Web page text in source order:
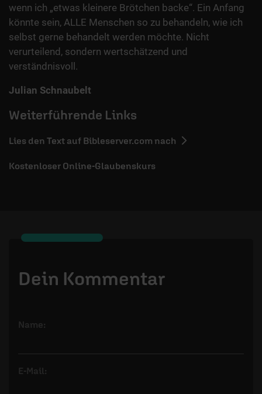
wenn ich „etwas kleinere Brötchen backe“. Ein Anfang
könnte sein, ALLE Menschen so zu behandeln, wie ich
selbst gerne behandelt werden möchte. Nicht
verurteilend, sondern wertschätzend und
verständnisvoll.
Julian Schnaubelt
Weiterführende Links
Lies den Text auf Bibleserver.com nach
Kostenloser Online-Glaubenskurs
Dein Kommentar
Name:
E-Mail: